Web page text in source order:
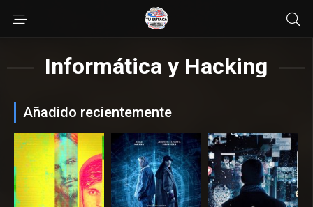
Informática y Hacking
Añadido recientemente